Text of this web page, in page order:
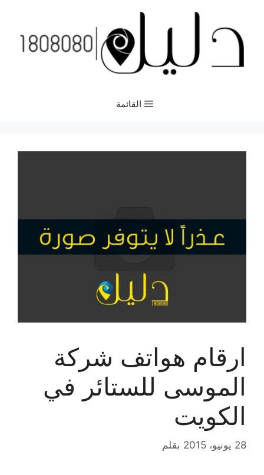
المحتوى
القائمة
ارقام هواتف شركة
الموسى للستائر في
الكويت
28 يونيو، 2015 بقلم